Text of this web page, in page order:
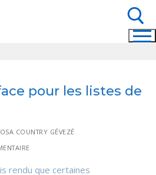
pour les listes de
COUNTRY GÉVEZÉ
rendu que certaines